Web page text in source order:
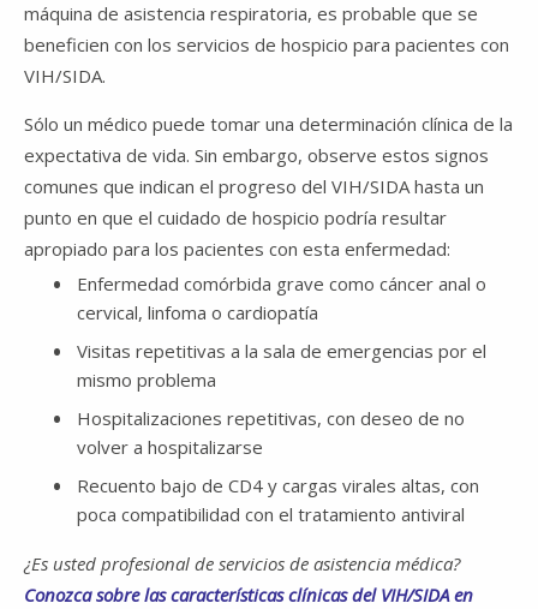
máquina de asistencia respiratoria, es probable que se
beneficien con los servicios de hospicio para pacientes con
VIH/SIDA.
Sólo un médico puede tomar una determinación clínica de la
expectativa de vida. Sin embargo, observe estos signos
comunes que indican el progreso del VIH/SIDA hasta un
punto en que el cuidado de hospicio podría resultar
apropiado para los pacientes con esta enfermedad:
Enfermedad comórbida grave como cáncer anal o
cervical, linfoma o cardiopatía
Visitas repetitivas a la sala de emergencias por el
mismo problema
Hospitalizaciones repetitivas, con deseo de no
volver a hospitalizarse
Recuento bajo de CD4 y cargas virales altas, con
poca compatibilidad con el tratamiento antiviral
¿Es usted profesional de servicios de asistencia médica?
Conozca sobre las características clínicas del VIH/SIDA en